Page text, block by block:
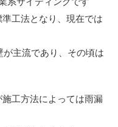
系サイディングです
工法となり、現在では
が主流であり、その頃は
工方法によっては雨漏